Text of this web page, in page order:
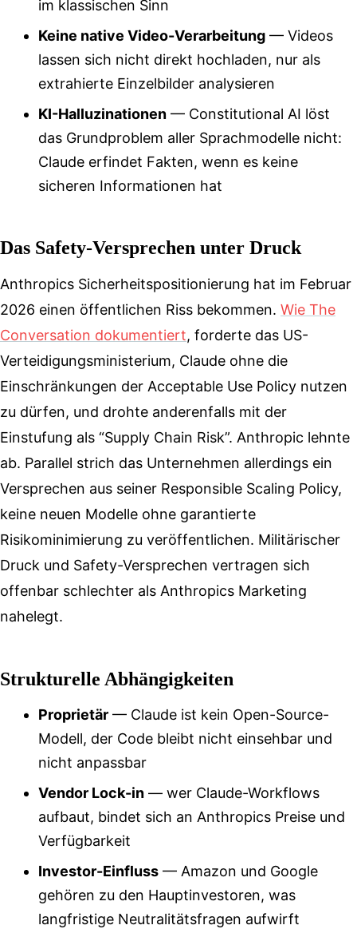
im klassischen Sinn
Keine native Video-Verarbeitung — Videos
lassen sich nicht direkt hochladen, nur als
extrahierte Einzelbilder analysieren
KI-Halluzinationen — Constitutional AI löst
das Grundproblem aller Sprachmodelle nicht:
Claude erfindet Fakten, wenn es keine
sicheren Informationen hat
Das Safety-Versprechen unter Druck
Anthropics Sicherheitspositionierung hat im Februar
2026 einen öffentlichen Riss bekommen. Wie The
Conversation dokumentiert, forderte das US-
Verteidigungsministerium, Claude ohne die
Einschränkungen der Acceptable Use Policy nutzen
zu dürfen, und drohte anderenfalls mit der
Einstufung als “Supply Chain Risk”. Anthropic lehnte
ab. Parallel strich das Unternehmen allerdings ein
Versprechen aus seiner Responsible Scaling Policy,
keine neuen Modelle ohne garantierte
Risikominimierung zu veröffentlichen. Militärischer
Druck und Safety-Versprechen vertragen sich
offenbar schlechter als Anthropics Marketing
nahelegt.
Strukturelle Abhängigkeiten
Proprietär — Claude ist kein Open-Source-
Modell, der Code bleibt nicht einsehbar und
nicht anpassbar
Vendor Lock-in — wer Claude-Workflows
aufbaut, bindet sich an Anthropics Preise und
Verfügbarkeit
Investor-Einfluss — Amazon und Google
gehören zu den Hauptinvestoren, was
langfristige Neutralitätsfragen aufwirft